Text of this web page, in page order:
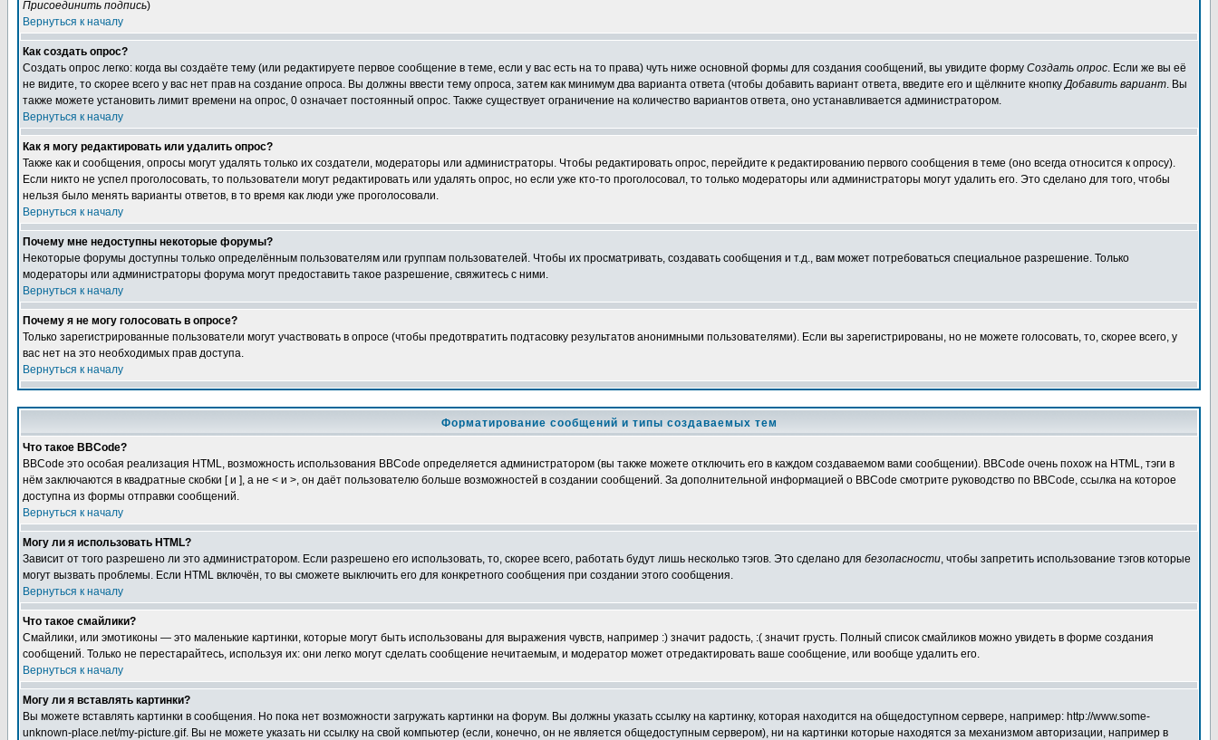
Присоединить подпись)
Вернуться к началу
Как создать опрос?
Создать опрос легко: когда вы создаёте тему (или редактируете первое сообщение в теме, если у вас есть на то права) чуть ниже основной формы для создания сообщений, вы увидите форму Создать опрос. Если же вы её
не видите, то скорее всего у вас нет прав на создание опроса. Вы должны ввести тему опроса, затем как минимум два варианта ответа (чтобы добавить вариант ответа, введите его и щёлкните кнопкуДобавить вариант. Вы
также можете установить лимит времени на опрос, 0 означает постоянный опрос. Также существует ограничение на количество вариантов ответа, оно устанавливается администратором.
Вернуться к началу
Как я могу редактировать или удалить опрос?
Также как и сообщения, опросы могут удалять только их создатели, модераторы или администраторы. Чтобы редактировать опрос, перейдите к редактированию первого сообщения в теме (оно всегда относится к опросу).
Если никто не успел проголосовать, то пользователи могут редактировать или удалять опрос, но если уже кто-то проголосовал, то только модераторы или администраторы могут удалить его. Это сделано для того, чтобы
нельзя было менять варианты ответов, в то время как люди уже проголосовали.
Вернуться к началу
Почему мне недоступны некоторые форумы?
Некоторые форумы доступны только определённым пользователям или группам пользователей. Чтобы их просматривать, создавать сообщения и т.д., вам может потребоваться специальное разрешение. Только
модераторы или администраторы форума могут предоставить такое разрешение, свяжитесь с ними.
Вернуться к началу
Почему я не могу голосовать в опросе?
Только зарегистрированные пользователи могут участвовать в опросе (чтобы предотвратить подтасовку результатов анонимными пользователями). Если вы зарегистрированы, но не можете голосовать, то, скорее всего, у
вас нет на это необходимых прав доступа.
Вернуться к началу
Форматирование сообщений и типы создаваемых тем
Что такое BBCode?
BBCode это особая реализация HTML, возможность использования BBCode определяется администратором (вы также можете отключить его в каждом создаваемом вами сообщении). BBCode очень похож на HTML, тэги в
нём заключаются в квадратные скобки [ и ], а не < и >, он даёт пользователю больше возможностей в создании сообщений. За дополнительной информацией о BBCode смотрите руководство по BBCode, ссылка на которое
доступна из формы отправки сообщений.
Вернуться к началу
Могу ли я использовать HTML?
Зависит от того разрешено ли это администратором. Если разрешено его использовать, то, скорее всего, работать будут лишь несколько тэгов. Это сделано для безопасности, чтобы запретить использование тэгов которые
могут вызвать проблемы. Если HTML включён, то вы сможете выключить его для конкретного сообщения при создании этого сообщения.
Вернуться к началу
Что такое смайлики?
Смайлики, или эмотиконы — это маленькие картинки, которые могут быть использованы для выражения чувств, например :) значит радость, :( значит грусть. Полный список смайликов можно увидеть в форме создания
сообщений. Только не перестарайтесь, используя их: они легко могут сделать сообщение нечитаемым, и модератор может отредактировать ваше сообщение, или вообще удалить его.
Вернуться к началу
Могу ли я вставлять картинки?
Вы можете вставлять картинки в сообщения. Но пока нет возможности загружать картинки на форум. Вы должны указать ссылку на картинку, которая находится на общедоступном сервере, например: http://www.some-
unknown-place.net/my-picture.gif. Вы не можете указать ни ссылку на свой компьютер (если, конечно, он не является общедоступным сервером), ни на картинки которые находятся за механизмом авторизации, например в